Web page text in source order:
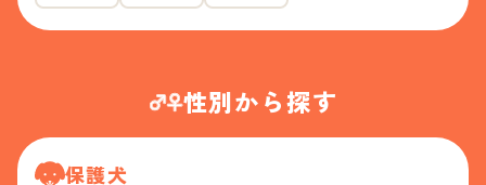
性別から探す
保護犬